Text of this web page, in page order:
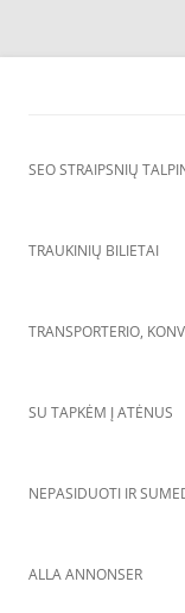
Skip
SEO STRAIPSNIŲ
TRAUKINIŲ BILIETAI
TRANSPORTERIO,
SU TAPKĖM Į ATĖNUS
NEPASIDUOTI IR
ALLA ANNONSER